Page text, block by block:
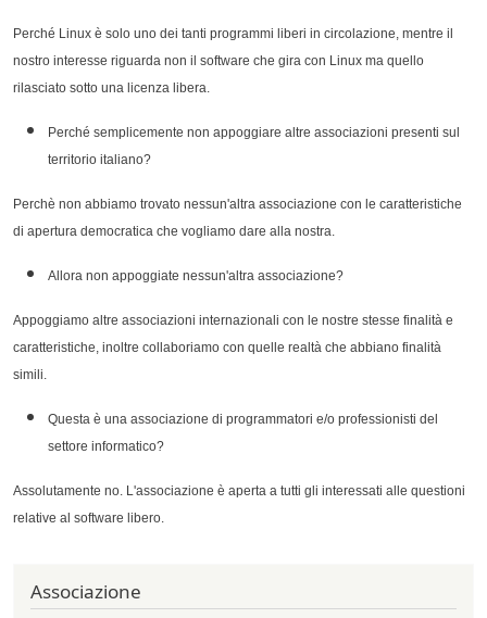
Perché Linux è solo uno dei tanti programmi liberi in circolazione, mentre il
nostro interesse riguarda non il software che gira con Linux ma quello
rilasciato sotto una licenza libera.
Perché semplicemente non appoggiare altre associazioni presenti sul
territorio italiano?
Perchè non abbiamo trovato nessun'altra associazione con le caratteristiche
di apertura democratica che vogliamo dare alla nostra.
Allora non appoggiate nessun'altra associazione?
Appoggiamo altre associazioni internazionali con le nostre stesse finalità e
caratteristiche, inoltre collaboriamo con quelle realtà che abbiano finalità
simili.
Questa è una associazione di programmatori e/o professionisti del
settore informatico?
Assolutamente no. L'associazione è aperta a tutti gli interessati alle questioni
relative al software libero.
Associazione